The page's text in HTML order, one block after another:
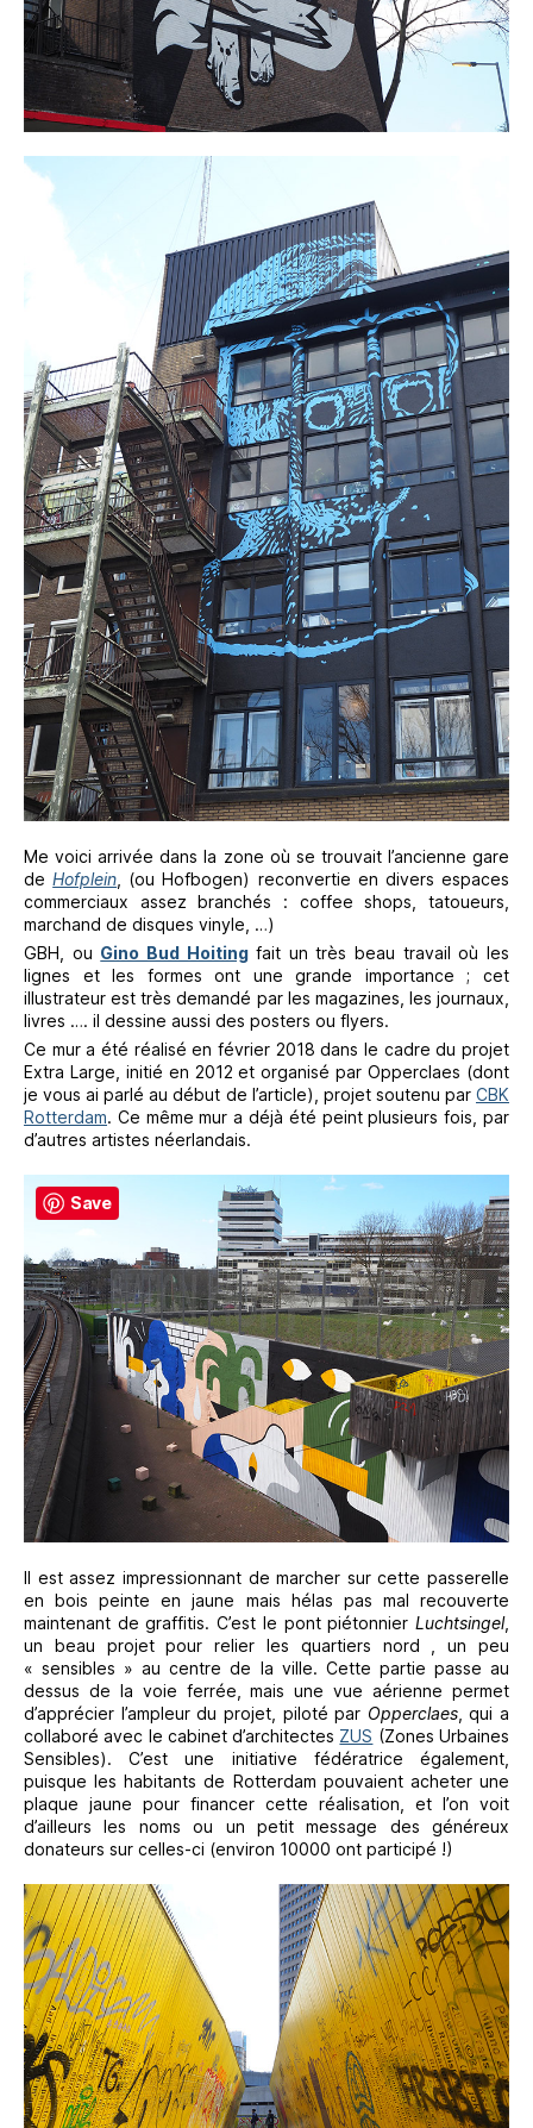
Me voici arrivée dans la zone où se trouvait l’ancienne gare
deHofplein , (ou Hofbogen) reconvertie en divers espaces
commerciaux assez branchés : coffee shops, tatoueurs,
marchand de disques vinyle, …)
GBH, ou Gino Bud Hoitingfait un très beau travail où les
lignes et les formes ont une grande importance ; cet
illustrateur est très demandé par les magazines, les journaux,
livres …. il dessine aussi des posters ou flyers.
Ce mur a été réalisé en février 2018 dans le cadre du projet
Extra Large, initié en 2012 et organisé par Opperclaes (dont
je vous ai parlé au début de l’article), projet soutenu par CBK
Rotterdam. Ce même mur a déjà été peint plusieurs fois, par
d’autres artistes néerlandais.
Il est assez impressionnant de marcher sur cette passerelle
en bois peinte en jaune mais hélas pas mal recouverte
maintenant de graffitis. C’est le pont piétonnier Luchtsingel,
un beau projet pour relier les quartiers nord , un peu
« sensibles » au centre de la ville. Cette partie passe au
dessus de la voie ferrée, mais une vue aérienne permet
d’apprécier l’ampleur du projet, piloté par Opperclaes, qui a
collaboré avec le cabinet d’architectes ZUS (Zones Urbaines
Sensibles). C’est une initiative fédératrice également,
puisque les habitants de Rotterdam pouvaient acheter une
plaque jaune pour financer cette réalisation, et l’on voit
d’ailleurs les noms ou un petit message des généreux
donateurs sur celles-ci (environ 10000 ont participé !)
Save